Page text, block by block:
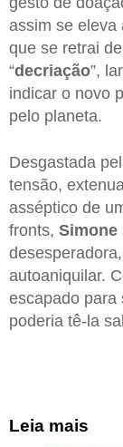
assim se eleva
que se retrai
“decriação”,
indicar o novo
pelo planeta.
Desgastada
tensão,
asséptico de
fronts, Simone
autoaniquilar.
escapado para
poderia tê-la
Leia mais